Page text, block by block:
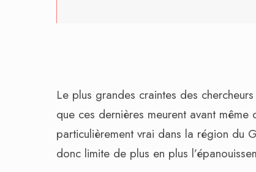
Le plus grandes craintes des
que ces dernières meurent avant
particulièrement vrai dans la région du
donc limite de plus en plus